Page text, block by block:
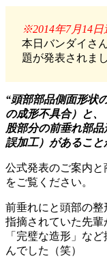
※2014年7月14
本日バンダイさ
題が発表されまし
“頭部部品側面形状
の成形不具合）と、
股部分の前垂れ部
誤加工）があるこ
公式発表のご案内
をご覧ください。
前垂れにと頭部の整
指摘されていた先
「完璧な造形」な
んでした（笑）